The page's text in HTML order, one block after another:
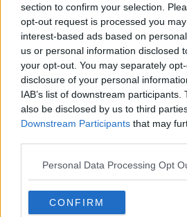
section to confirm your selection.
opt-out request is processed you
interest-based ads based on
us or personal information disclosed
your opt-out. You may separately
disclosure of your personal
IAB’s list of downstream
also be disclosed by us to third
Downstream Participants that may
Personal Data Processing Opt
CONFIRM
BARBERINO DI MUGELLO —
pronto per l’edizione del 2016 del
che andrà in scenasabato 28 e
Le gare prevedono due livelli: medio e
tratto a nuoto a giro unico, cui segue il
attraversa parzialmente il passo della
l’attraversamento di Barberino per
Montecarelli e discendere verso Le
direzione del lago.Infine la prova di
multilap di 2/4 giri ad anello unico